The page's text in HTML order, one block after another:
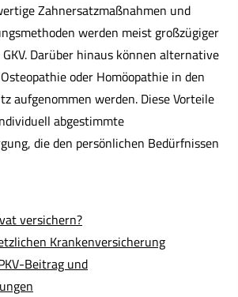
Zahnersatzmaßnahmen und
werden meist großzügiger
Darüber hinaus können alternative
oder Homöopathie in den
aufgenommen werden. Diese Vorteile
abgestimmte
die den persönlichen Bedürfnissen
ver­sichern?
Kranken­ver­si­che­rung
Beitrag und